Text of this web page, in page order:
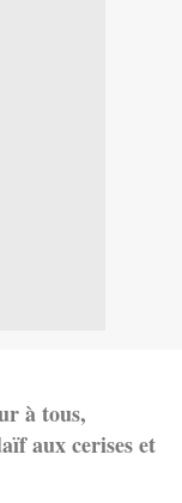
à tous,
aux cerises et